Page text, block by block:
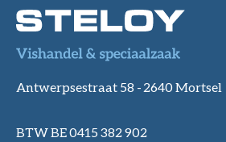
Antwerpsestraat 58 - 2640 Mortsel
BTW BE 0415 382 902